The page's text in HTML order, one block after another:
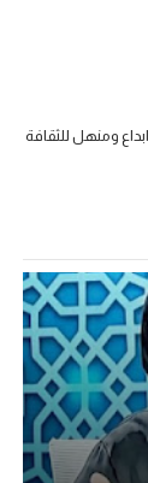
ومنهل للثقافة